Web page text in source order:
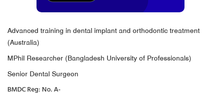
Advanced training in dental implant and orthodontic treatment
(Australia)
MPhil Researcher (Bangladesh University of Professionals)
Senior Dental Surgeon
BMDC Reg: No. A-